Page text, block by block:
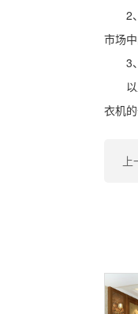
2
市场
3
衣机